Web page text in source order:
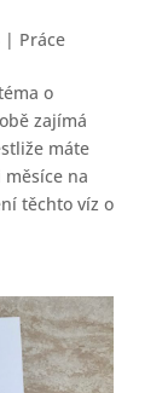
| Práce
o
zajímá
máte
na
těchto víz o